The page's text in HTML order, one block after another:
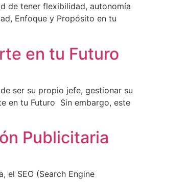
de tener flexibilidad, autonomía
Enfoque y Propósito en tu
en tu Futuro
ser su propio jefe, gestionar su
en tu Futuro Sin embargo, este
Publicitaria
el SEO (Search Engine